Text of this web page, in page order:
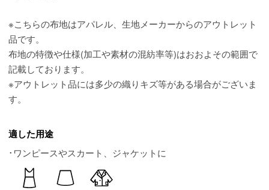
※こちらの布地はアパレル、生地メーカーからのアウトレット
品です。
布地の特徴や仕様(加工や素材の混紡率等)はおおよその範囲で
記載しております。
※アウトレット品には多少の織りキズ等がある場合がございま
す。
適した用途
･ワンピースやスカート、ジャケットに